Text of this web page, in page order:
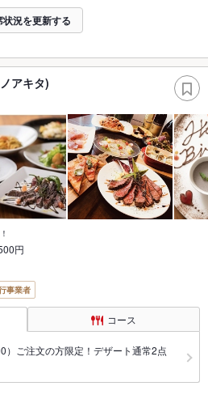
状況を更新する
アキタ)
円
事業者
コース
）ご注文の方限定！デザート通常2点